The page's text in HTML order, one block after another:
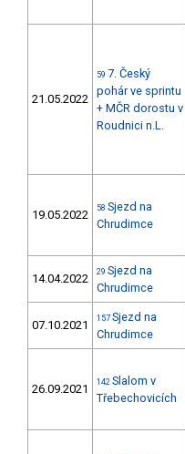
21.05.2022
59 7. Český
pohár ve sprintu
+ MČR dorostu v
Roudnici n.L.
19.05.2022 58 Sjezd na
Chrudimce
14.04.2022 29 Sjezd na
Chrudimce
07.10.2021 157 Sjezd na
Chrudimce
26.09.2021 142 Slalom v
Třebechovicích